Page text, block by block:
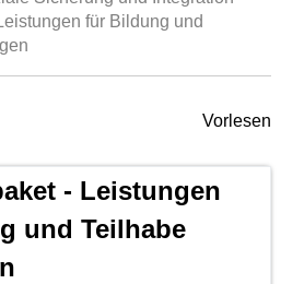
für Bildung und
Vorlesen
- Leistungen
und Teilhabe